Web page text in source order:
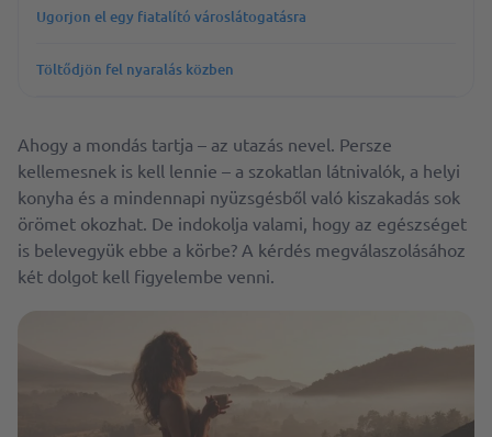
Ugorjon el egy fiatalító városlátogatásra
Töltődjön fel nyaralás közben
Ahogy a mondás tartja – az utazás nevel. Persze
kellemesnek is kell lennie – a szokatlan látnivalók, a helyi
konyha és a mindennapi nyüzsgésből való kiszakadás sok
örömet okozhat. De indokolja valami, hogy az egészséget
is belevegyük ebbe a körbe? A kérdés megválaszolásához
két dolgot kell figyelembe venni.